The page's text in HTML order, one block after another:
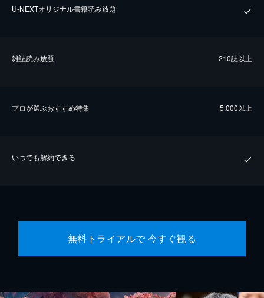
U-NEXTオリジナル書籍読み放題
雑誌読み放題 210誌以上
プロが選ぶおすすめ特集 5,000以上
いつでも解約できる
無料トライアルで 今すぐ観る